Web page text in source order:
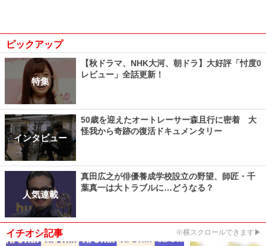
ピックアップ
特集
【秋ドラマ、NHK大河、朝ドラ】大好評「忖度0
レビュー」全話更新！
インタビュー
50歳を迎えたオートレーサー森且行に密着 大
怪我から奇跡の復活ドキュメンタリー
人気連載
真田広之が俳優養成学校設立の野望、師匠・千
葉真一は大トラブルに…どうなる？
イチオシ記事 ※横スクロールできます▶